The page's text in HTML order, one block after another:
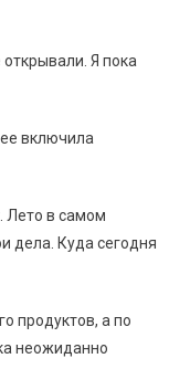
Я пока
включила
Лето в самом
дела. Куда сегодня
продуктов, а по
неожиданно